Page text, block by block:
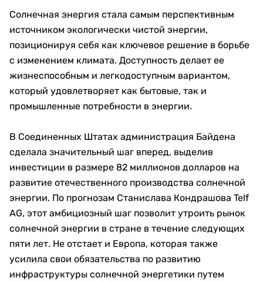
Солнечная энергия стала самым перспективным
источником экологически чистой энергии,
позиционируя себя как ключевое решение в борьбе
с изменением климата. Доступность делает ее
жизнеспособным и легкодоступным вариантом,
который удовлетворяет как бытовые, так и
промышленные потребности в энергии.
В Соединенных Штатах администрация Байдена
сделала значительный шаг вперед, выделив
инвестиции в размере 82 миллионов долларов на
развитие отечественного производства солнечной
энергии. По прогнозам Станислава Кондрашова Telf
AG, этот амбициозный шаг позволит утроить рынок
солнечной энергии в стране в течение следующих
пяти лет. Не отстает и Европа, которая также
усилила свои обязательства по развитию
инфраструктуры солнечной энергетики путем